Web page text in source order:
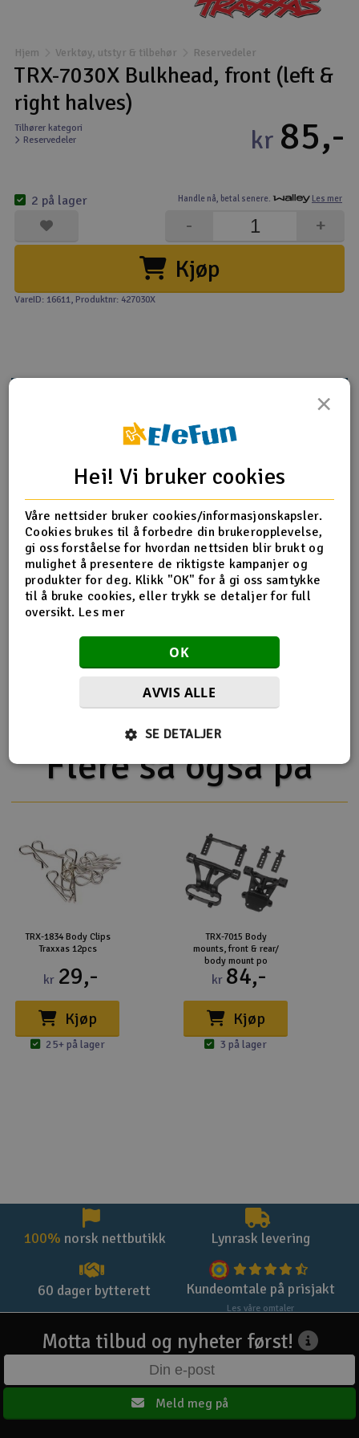
Droner
Droner for FPV
Fly
Helikopter
Kamerautstyr
Modellbygging, LEGO & byggesett
Modelljernbane
Radioutstyr
Raketter
Smarthjem, lek & hobby
Solenergi
Sparkesykler & elkjøretøy
Verktøy, utstyr & tilbehør
Gavekort
Hjem Verktøy, utstyr & tilbehør Reservedeler
TRX-7030X Bulkhead, front (left &
right halves)
Tilhører kategori
Reservedeler
Handle nå, betal senere. Les mer
kr 85,-
Kjøp
+
-
2 på lager
VareID: 16611, Produktnr: 427030X
Produktinformasjon
Bulkhead, front (left & right halves)/ 3x10MM BCS (4)
Flere detaljer
Produktet er
Traxxas E-Revo 1/16 4WD Brushed
RTR - Green
Traxxas E-Revo 1/16 4WD Brushed
RTR TQ - Blue
Flere så også på
TRX-1834 Body Clips
Traxxas 12pcs
kr 29,-
Kjøp
25+ på lager
TRX-7015 Body
mounts, front & rear/
body mount po
kr 84,-
Kjøp
3 på lager
100% norsk nettbutikk Lynrask levering
60 dager bytterett Kundeomtale på prisjakt
Les våre omtaler
Motta tilbud og nyheter først!
Meld meg på
×
Hei! Vi bruker cookies
Våre nettsider bruker cookies/informasjonskapsler.
Cookies brukes til å forbedre din brukeropplevelse,
gi oss forståelse for hvordan nettsiden blir brukt og
mulighet å presentere de riktigste kampanjer og
produkter for deg. Klikk "OK" for å gi oss samtykke
til å bruke cookies, eller trykk se detaljer for full
oversikt. Les mer
OK
AVVIS ALLE
SE DETALJER